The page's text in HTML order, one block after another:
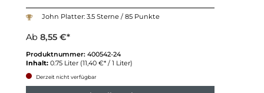
John Platter: 3.5 Sterne / 85 Punkte
Ab 8,55 €*
Produktnummer: 400542-24
Inhalt: 0.75 Liter (11,40 €* / 1 Liter)
Derzeit nicht verfügbar